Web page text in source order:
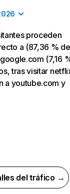
proceden
a (87,36 % de
(7,16
tras visitar
a youtube.com y
del tráfico →